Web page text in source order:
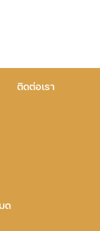
ติดต่อเรา
ด